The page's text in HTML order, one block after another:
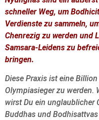
schneller Weg, um
Verdienste zu sammeln,
Chenrezig zu werden und
Samsara-Leidens zu
bringen.
Diese Praxis ist eine
Olympiasieger zu werden.
wirst Du ein unglaublicher
Buddhas und